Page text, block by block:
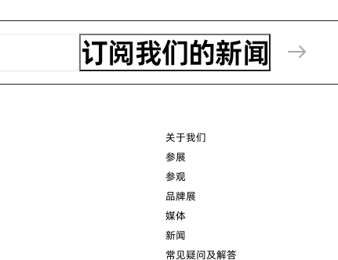
关于我们
参展
参观
品牌展
媒体
新闻
常见疑问及解答